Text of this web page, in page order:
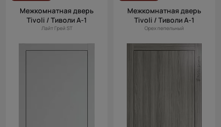
Межкомнатная дверь
Tivoli / Тиволи А-1
Лайт Грей ST
Межкомнатная дверь
Tivoli / Тиволи А-1
Орех пепельный